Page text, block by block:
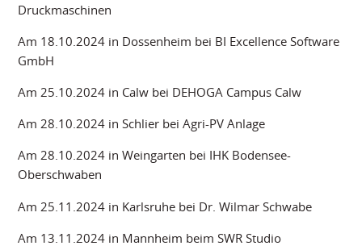
Druckmaschinen
Am 18.10.2024 in Dossenheim bei BI Excellence Software
GmbH
Am 25.10.2024 in Calw bei DEHOGA Campus Calw
Am 28.10.2024 in Schlier bei Agri-PV Anlage
Am 28.10.2024 in Weingarten bei IHK Bodensee-
Oberschwaben
Am 25.11.2024 in Karlsruhe bei Dr. Wilmar Schwabe
Am 13.11.2024 in Mannheim beim SWR Studio